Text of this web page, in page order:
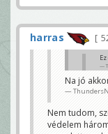
harras
Ne
Wyatt
Na jó
Nem tudom,
védelem